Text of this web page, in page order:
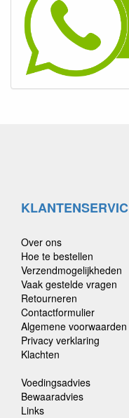
Over ons
Hoe te bestellen
Verzendmogelijkheden
Vaak gestelde vragen
Retourneren
Contactformulier
Algemene voorwaarden
Privacy verklaring
Klachten
Voedingsadvies
Bewaaradvies
Links